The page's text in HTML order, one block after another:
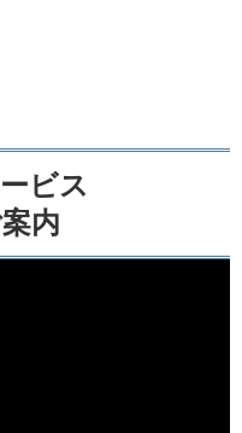
ビス
内